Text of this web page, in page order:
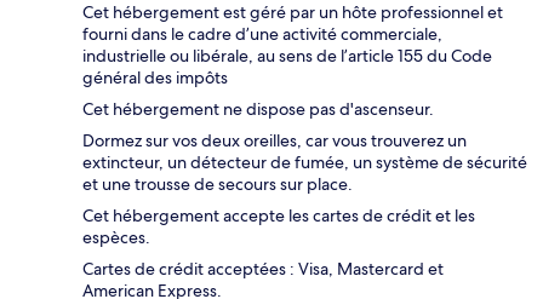
Cet hébergement est géré par un hôte professionnel et
fourni dans le cadre d’une activité commerciale,
industrielle ou libérale, au sens de l’article 155 du Code
général des impôts
Cet hébergement ne dispose pas d'ascenseur.
Dormez sur vos deux oreilles, car vous trouverez un
extincteur, un détecteur de fumée, un système de sécurité
et une trousse de secours sur place.
Cet hébergement accepte les cartes de crédit et les
espèces.
Cartes de crédit acceptées : Visa, Mastercard et
American Express.